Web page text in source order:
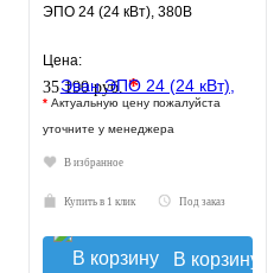
ЭПО 24 (24 кВт), 380В
Цена:
35 190 руб.*
* Актуальную цену пожалуйста
уточните у менеджера
В избранное
Купить в 1 клик Под заказ
В корзину